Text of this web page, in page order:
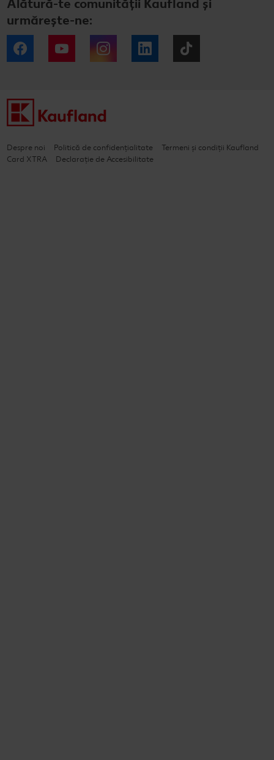
Alătură-te comunității Kaufland și
urmărește-ne:
Facebook YouTube Instagram LinkedIn
Despre noi Politică de confidențialitate
Termeni și condiții Kaufland
Card XTRA
Declarație de Accesibilitate